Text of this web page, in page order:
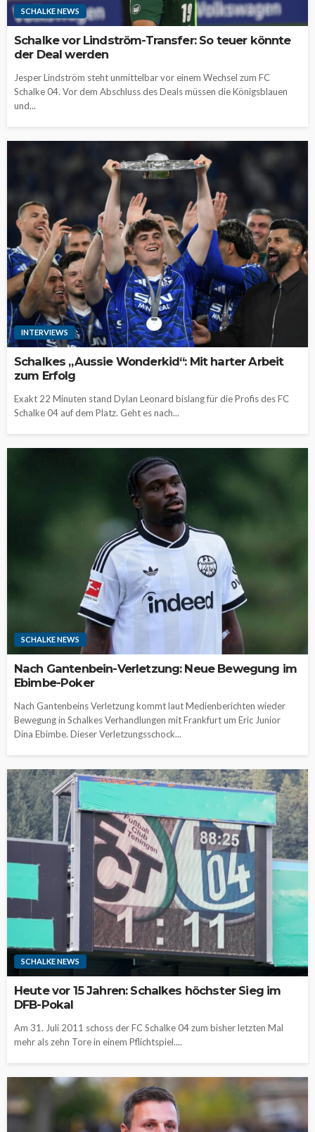
SCHALKE NEWS
Schalke vor Lindström-Transfer: So teuer könnte
der Deal werden
Jesper Lindström steht unmittelbar vor einem Wechsel zum FC
Schalke 04. Vor dem Abschluss des Deals müssen die Königsblauen
und...
INTERVIEWS
Schalkes „Aussie Wonderkid“: Mit harter Arbeit
zum Erfolg
Exakt 22 Minuten stand Dylan Leonard bislang für die Profis des FC
Schalke 04 auf dem Platz. Geht es nach...
SCHALKE NEWS
Nach Gantenbein-Verletzung: Neue Bewegung im
Ebimbe-Poker
Nach Gantenbeins Verletzung kommt laut Medienberichten wieder
Bewegung in Schalkes Verhandlungen mit Frankfurt um Eric Junior
Dina Ebimbe. Dieser Verletzungsschock...
SCHALKE NEWS
Heute vor 15 Jahren: Schalkes höchster Sieg im
DFB-Pokal
Am 31. Juli 2011 schoss der FC Schalke 04 zum bisher letzten Mal
mehr als zehn Tore in einem Pflichtspiel....